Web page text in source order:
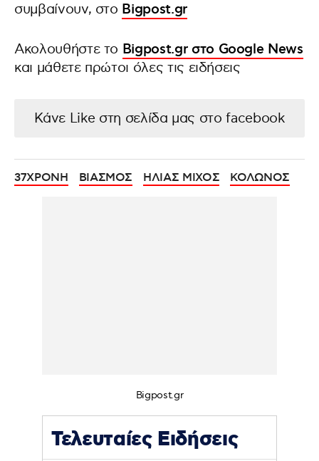
συμβαίνουν, στο Bigpost.gr
Ακολουθήστε το Bigpost.gr στο Google News
και μάθετε πρώτοι όλες τις ειδήσεις
Κάνε Like στη σελίδα μας στο facebook
37ΧΡΟΝΗ ΒΙΑΣΜΟΣ ΗΛΙΑΣ ΜΙΧΟΣ ΚΟΛΩΝΟΣ
Bigpost.gr
Τελευταίες Ειδήσεις